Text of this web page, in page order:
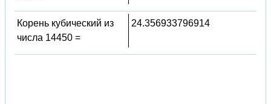
Корень кубический из
числа 14450 =
24.356933796914